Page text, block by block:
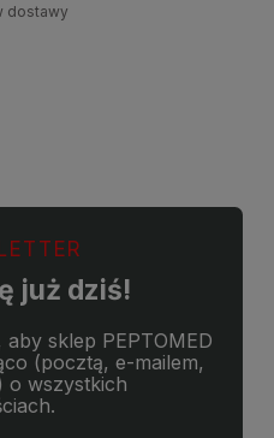
dostawy
już dziś!
sklep PEPTOMED
(pocztą, e-mailem,
o wszystkich